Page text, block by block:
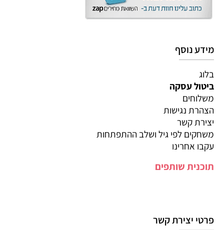
מידע נוסף
בלוג
ביטול עסקה
משלוחים
הצהרת נגישות
יצירת קשר
משחקים לפי גיל ושלב ההתפתחות
עקבו אחרינו
תוכנית שותפים
פרטי יצירת קשר